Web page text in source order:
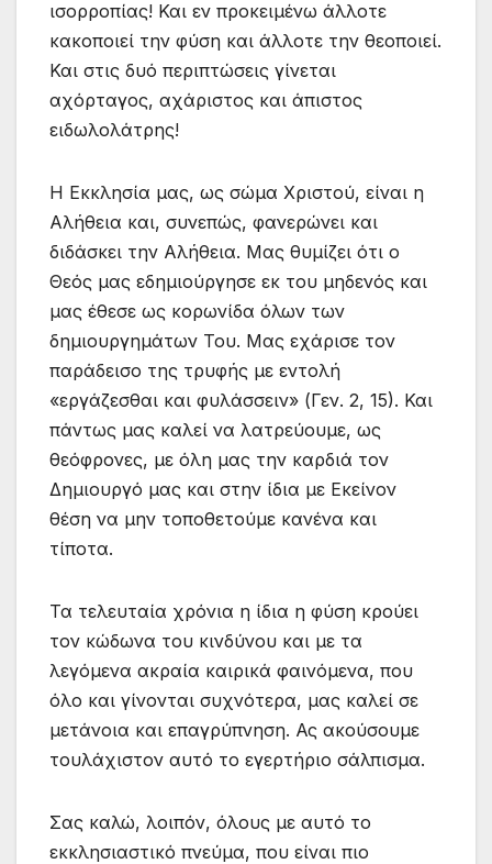
ισορροπίας! Και εν προκειμένω άλλοτε
κακοποιεί την φύση και άλλοτε την θεοποιεί.
Και στις δυό περιπτώσεις γίνεται
αχόρταγος, αχάριστος και άπιστος
ειδωλολάτρης!
Η Εκκλησία μας, ως σώμα Χριστού, είναι η
Αλήθεια και, συνεπώς, φανερώνει και
διδάσκει την Αλήθεια. Μας θυμίζει ότι ο
Θεός μας εδημιούργησε εκ του μηδενός και
μας έθεσε ως κορωνίδα όλων των
δημιουργημάτων Του. Μας εχάρισε τον
παράδεισο της τρυφής με εντολή
«εργάζεσθαι και φυλάσσειν» (Γεν. 2, 15). Και
πάντως μας καλεί να λατρεύουμε, ως
θεόφρονες, με όλη μας την καρδιά τον
Δημιουργό μας και στην ίδια με Εκείνον
θέση να μην τοποθετούμε κανένα και
τίποτα.
Τα τελευταία χρόνια η ίδια η φύση κρούει
τον κώδωνα του κινδύνου και με τα
λεγόμενα ακραία καιρικά φαινόμενα, που
όλο και γίνονται συχνότερα, μας καλεί σε
μετάνοια και επαγρύπνηση. Ας ακούσουμε
τουλάχιστον αυτό το εγερτήριο σάλπισμα.
Σας καλώ, λοιπόν, όλους με αυτό το
εκκλησιαστικό πνεύμα, που είναι πιο